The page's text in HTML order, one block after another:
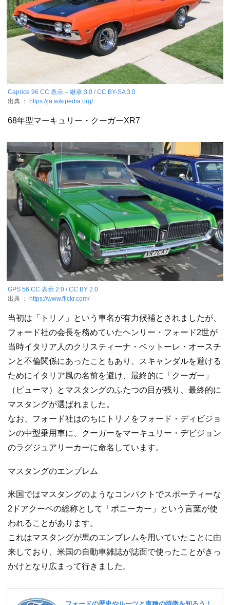
Caprice 96 CC 表示 – 継承 3.0 / CC BY-SA 3.0
出典 ： https://ja.wikipedia.org/
68年型マーキュリー・クーガーXR7
GPS 56 CC 表示 2.0 / CC BY 2.0
出典 ：
https://www.flickr.com/
当初は「トリノ」という車名が有力候補とされましたが、
フォード社の会長を務めていたヘンリー・フォード2世が
当時イタリア人のクリスティーナ・ベットーレ・オースチ
ンと不倫関係にあったこともあり、スキャンダルを避ける
ためにイタリア風の名前を避け、最終的に「クーガー」
（ピューマ）とマスタングのふたつの目が残り、最終的に
マスタングが選ばれました。
なお、フォード社はのちにトリノをフォード・ディビジョ
ンの中型乗用車に、クーガーをマーキュリー・デビジョン
のラグジュアリーカーに命名しています。
マスタングのエンブレム
米国ではマスタングのようなコンパクトでスポーティーな
2ドアクーペの総称として「ポニーカー」という言葉が使
われることがあります。
これはマスタングが馬のエンブレムを用いていたことに由
来しており、米国の自動車雑誌が誌面で使ったことがきっ
かけとなり広まって行きました。